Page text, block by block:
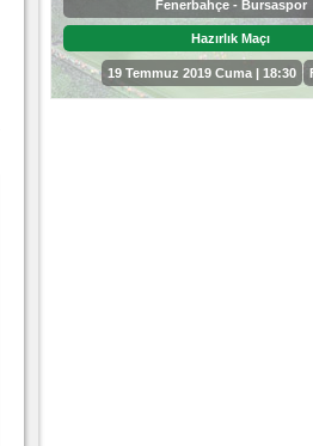
Fenerbahçe - Bursaspor
Hazırlık Maçı
19 Temmuz 2019 Cuma | 18:30